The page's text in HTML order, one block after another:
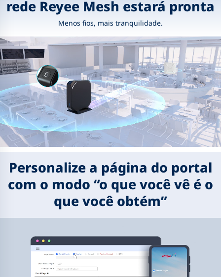
rede Reyee Mesh estará pronta
Menos fios, mais tranquilidade.
Personalize a página do portal
com o modo “o que você vê é o
que você obtém”